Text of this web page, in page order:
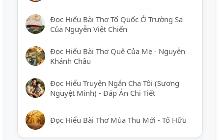
Đọc Hiểu Bài Thơ Tổ Quốc Ở Trường Sa
Của Nguyễn Việt Chiến
Đọc Hiểu Bài Thơ Quê Của Mẹ - Nguyễn
Khánh Châu
Đọc Hiểu Truyện Ngắn Cha Tôi (Sương
Nguyệt Minh) - Đáp Án Chi Tiết
Đọc Hiểu Bài Thơ Mùa Thu Mới - Tố Hữu